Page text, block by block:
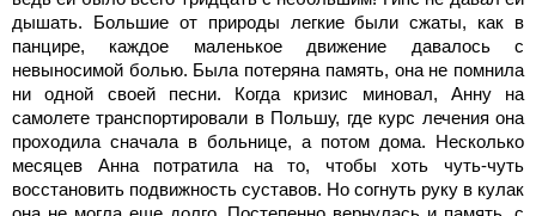
дышать. Большие от природы легкие были сжаты, как в
панцире, каждое маленькое движение давалось с
невыносимой болью. Была потеряна память, она не помнила
ни одной своей песни. Когда кризис миновал, Анну на
самолете транспортировали в Польшу, где курс лечения она
проходила сначала в больнице, а потом дома. Несколько
месяцев Анна потратила на то, чтобы хоть чуть-чуть
восстановить подвижность суставов. Но согнуть руку в кулак